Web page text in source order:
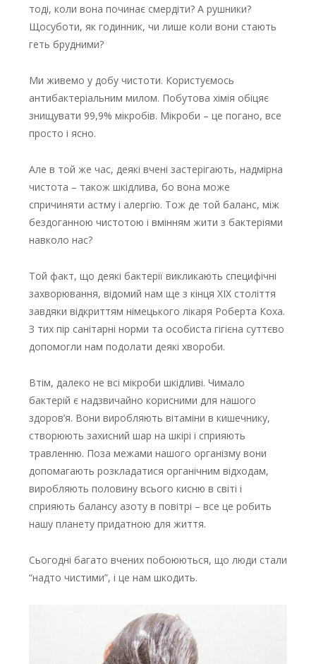
тоді, коли вона починає смердіти? А рушники?
Щосуботи, як годинник, чи лише коли вони стають
геть брудними?
Ми живемо у добу чистоти. Користуємось
антибактеріальним милом. Побутова хімія обіцяє
знищувати 99,9% мікробів. Мікроби – це погано, все
просто і ясно.
Але в той же час, деякі вчені застерігають, надмірна
чистота – також шкідлива, бо вона може
спричиняти астму і алергію. Тож де той баланс, між
бездоганною чистотою і вмінням жити з бактеріями
навколо нас?
Той факт, що деякі бактерії викликають специфічні
захворювання, відомий нам ще з кінця XIX століття
завдяки відкриттям німецького лікаря Роберта Коха.
З тих пір санітарні норми та особиста гігієна суттєво
допомогли нам подолати деякі хвороби.
Втім, далеко не всі мікроби шкідливі. Чимало
бактерій є надзвичайно корисними для нашого
здоров’я. Вони виробляють вітаміни в кишечнику,
створюють захисний шар на шкірі і сприяють
травленню. Поза межами нашого організму вони
допомагають розкладатися органічним відходам,
виробляють половину всього кисню в світі і
сприяють балансу азоту в повітрі – все це робить
нашу планету придатною для життя.
Сьогодні багато вчених побоюються, що люди стали
“надто чистими”, і це нам шкодить.